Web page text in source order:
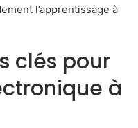
l’apprentissage à
clés pour
à